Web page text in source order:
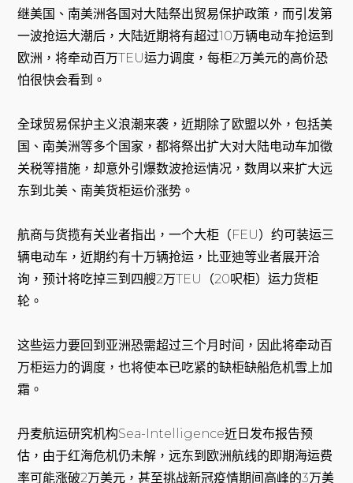
继美国、南美洲各国对大陆祭出贸易保护政策，而引发第
一波抢运大潮后，大陆近期将有超过10万辆电动车抢运到
欧洲，将牵动百万TEU运力调度，每柜2万美元的高价恐
怕很快会看到。
全球贸易保护主义浪潮来袭，近期除了欧盟以外，包括美
国、南美洲等多个国家，都将祭出扩大对大陆电动车加徵
关税等措施，却意外引爆数波抢运情况，数周以来扩大远
东到北美、南美货柜运价涨势。
航商与货揽有关业者指出，一个大柜（FEU）约可装运三
辆电动车，近期约有十万辆抢运，比亚迪等业者展开洽
询，预计将吃掉三到四艘2万TEU（20呎柜）运力货柜
轮。
这些运力要回到亚洲恐需超过三个月时间，因此将牵动百
万柜运力的调度，也将使本已吃紧的缺柜缺船危机雪上加
霜。
丹麦航运研究机构Sea-Intelligence近日发布报告预
估，由于红海危机仍未解，远东到欧洲航线的即期海运费
率可能涨破2万美元，甚至挑战新冠疫情期间高峰的3万美